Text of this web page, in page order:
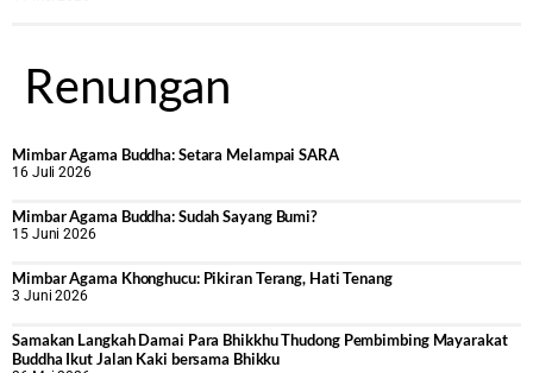
Renungan
Mimbar Agama Buddha: Setara Melampai SARA
16 Juli 2026
Mimbar Agama Buddha: Sudah Sayang Bumi?
15 Juni 2026
Mimbar Agama Khonghucu: Pikiran Terang, Hati Tenang
3 Juni 2026
Samakan Langkah Damai Para Bhikkhu Thudong Pembimbing Mayarakat
Buddha Ikut Jalan Kaki bersama Bhikku